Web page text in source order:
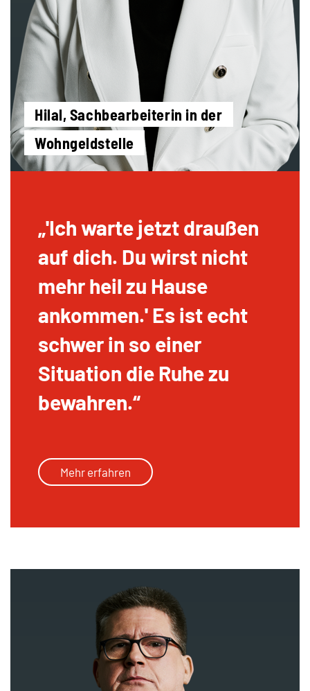
Hilal, Sachbearbeiterin in der
Wohngeldstelle
'Ich warte jetzt draußen
auf dich. Du wirst nicht
mehr heil zu Hause
ankommen.' Es ist echt
schwer in so einer
Situation die Ruhe zu
bewahren.
Mehr erfahren